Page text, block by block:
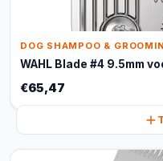
DOG SHAMPOO &
WAHL Blade #4 9.5mm
€65,47